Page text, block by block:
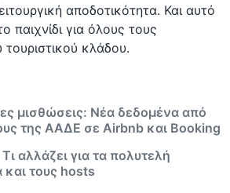
αποδοτικότητα. Και αυτό
παιχνίδι για όλους τους
κλάδου.
μισθώσεις: Νέα δεδομένα από
της ΑΑΔΕ σε Airbnb και Booking
αλλάζει για τα πολυτελή
και τους hosts